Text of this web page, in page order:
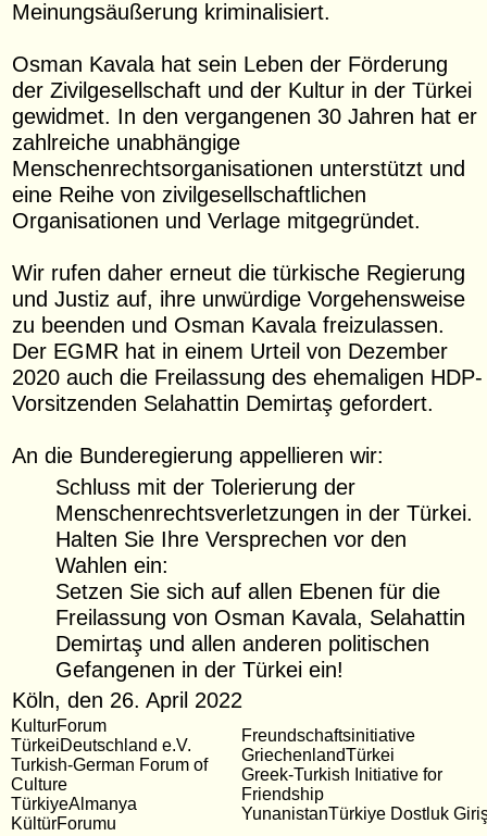
Meinungsäußerung kriminalisiert.
Osman Kavala hat sein Leben der Förderung
der Zivilgesellschaft und der Kultur in der Türkei
gewidmet. In den vergangenen 30 Jahren hat er
zahlreiche unabhängige
Menschenrechtsorganisationen unterstützt und
eine Reihe von zivilgesellschaftlichen
Organisationen und Verlage mitgegründet.
Wir rufen daher erneut die türkische Regierung
und Justiz auf, ihre unwürdige Vorgehensweise
zu beenden und Osman Kavala freizulassen.
Der EGMR hat in einem Urteil von Dezember
2020 auch die Freilassung des ehemaligen HDP-
Vorsitzenden Selahattin Demirtaş gefordert.
An die Bunderegierung appellieren wir:
Schluss mit der Tolerierung der
Menschenrechtsverletzungen in der Türkei.
Halten Sie Ihre Versprechen vor den
Wahlen ein:
Setzen Sie sich auf allen Ebenen für die
Freilassung von Osman Kavala, Selahattin
Demirtaş und allen anderen politischen
Gefangenen in der Türkei ein!
Köln, den 26. April 2022
KulturForum
TürkeiDeutschland e.V.
Turkish-German Forum of
Culture
TürkiyeAlmanya
KültürForumu
Freundschaftsinitiative
GriechenlandTürkei
Greek-Turkish Initiative for
Friendship
YunanistanTürkiye Dostluk